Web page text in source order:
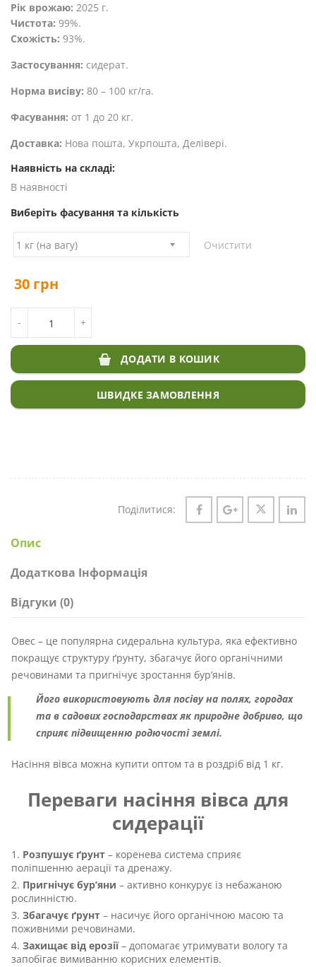
Рік врожаю: 2025 г.
Чистота: 99%.
Схожість: 93%.
Застосування: сидерат.
Норма висіву: 80 – 100 кг/га.
Фасування: от 1 до 20 кг.
Доставка: Нова пошта, Укрпошта, Делівері.
Наявність на складі:
В наявності
Виберіть фасування та кількість
Очистити
30 грн
- +
ДОДАТИ В КОШИК
ШВИДКЕ ЗАМОВЛЕННЯ
Поділитися:
Опис
Додаткова Інформація
Відгуки (0)
Овес – це популярна сидеральна культура, яка ефективно
покращує структуру ґрунту, збагачує його органічними
речовинами та пригнічує зростання бур’янів.
Його використовують для посіву на полях, городах
та в садових господарствах як природне добриво, що
сприяє підвищенню родючості землі.
Насіння вівса можна купити оптом та в роздріб від 1 кг.
Переваги насіння вівса для
сидерації
Розпушує ґрунт – коренева система сприяє
поліпшенню аерації та дренажу.
Пригнічує бур’яни – активно конкурує із небажаною
рослинністю.
Збагачує ґрунт – насичує його органічною масою та
поживними речовинами.
Захищає від ерозії– допомагає утримувати вологу та
запобігає вимиванню корисних елементів.